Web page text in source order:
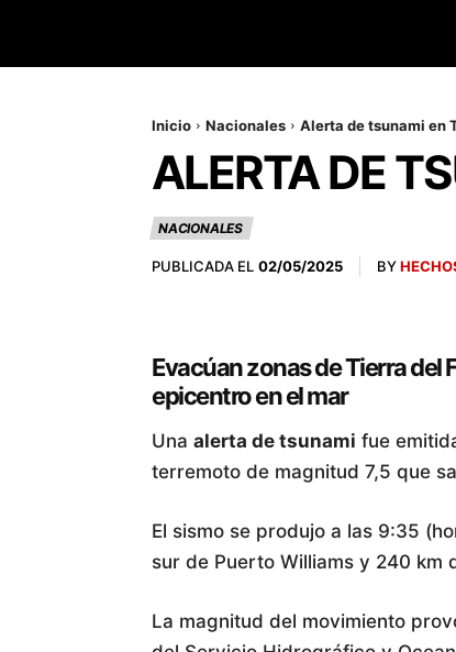
Inicio Nacionales Alerta de tsunami en
ALERTA DE
NACIONALES
PUBLICADA EL 02/05/2025 BY
Evacúan zonas de Tierra del
epicentro en el mar
Una alerta de tsunami fue
terremoto de magnitud 7,5 que
El sismo se produjo a las 9:35
sur de Puerto Williams y 240 km
La magnitud del movimiento